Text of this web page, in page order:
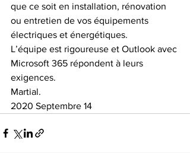
que ce soit en installation, rénovation
ou entretien de vos équipements
électriques et énergétiques.
L’équipe est rigoureuse et Outlook avec
Microsoft 365 répondent à leurs
exigences.
Martial.
2020 Septembre 14